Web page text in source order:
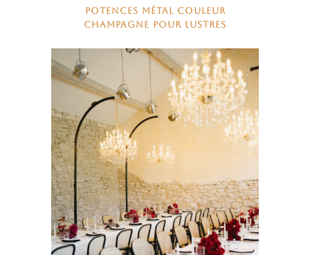
POTENCES MÉTAL COULEUR
CHAMPAGNE POUR LUSTRES